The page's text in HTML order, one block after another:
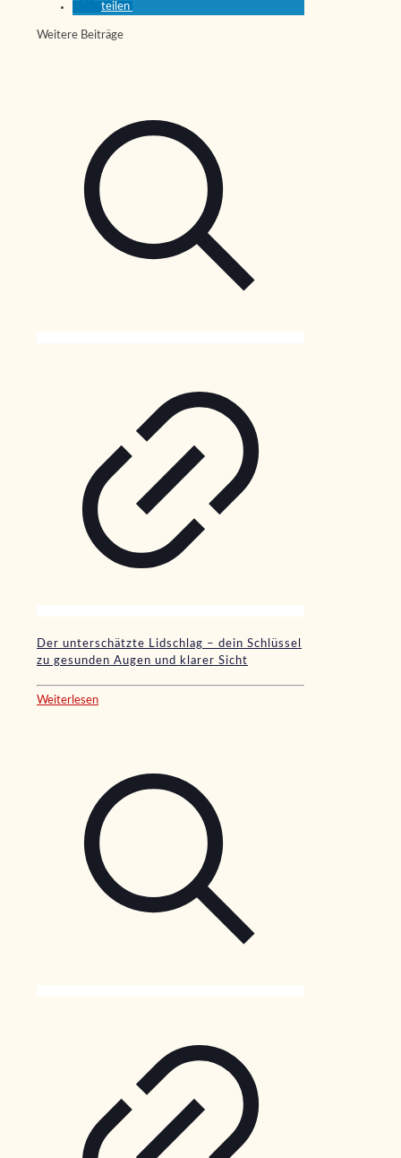
teilen
Weitere Beiträge
Der unterschätzte Lidschlag – dein Schlüssel
zu gesunden Augen und klarer Sicht
Weiterlesen